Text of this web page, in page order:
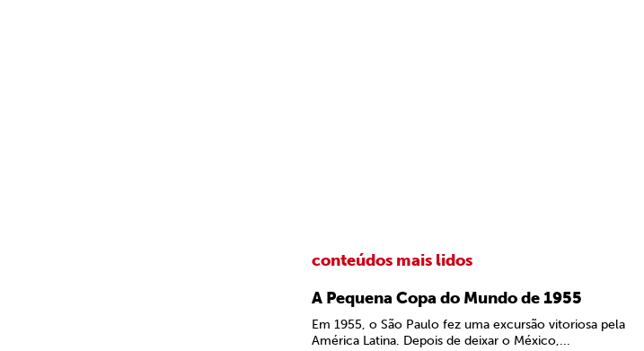
conteúdos mais lidos
A Pequena Copa do Mundo de 1955
Em 1955, o São Paulo fez uma excursão vitoriosa pela
América Latina. Depois de deixar o México,...